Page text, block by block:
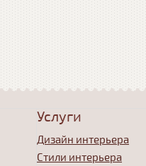
Услуги
Дизайн интерьера
Стили интерьера